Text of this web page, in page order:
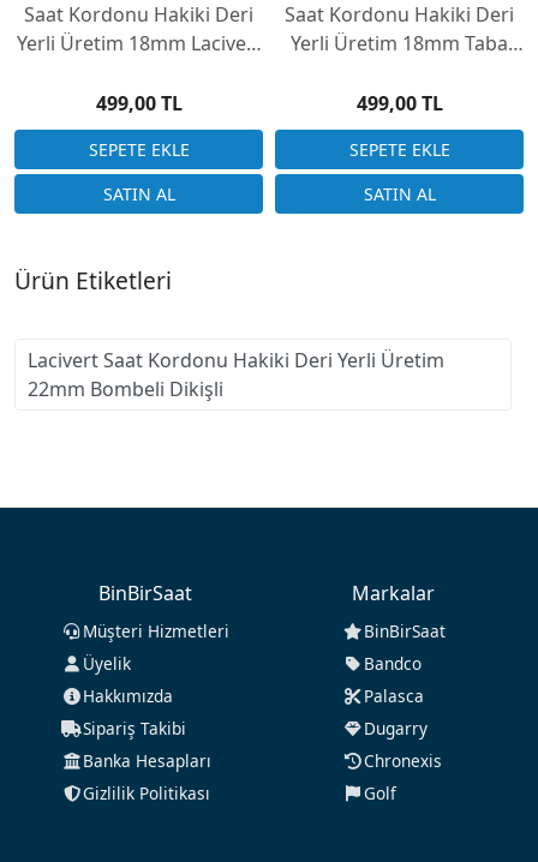
Saat Kordonu Hakiki Deri
Yerli Üretim 18mm Lacivert
499,00 TL
Saat Kordonu Hakiki Deri
Yerli Üretim 18mm Taba
499,00 TL
Ürün Etiketleri
Lacivert Saat Kordonu Hakiki Deri Yerli Üretim
22mm Bombeli Dikişli
BinBirSaat
Müşteri Hizmetleri
Üyelik
Hakkımızda
Sipariş Takibi
Banka Hesapları
Gizlilik Politikası
Markalar
BinBirSaat
Bandco
Palasca
Dugarry
Chronexis
Golf